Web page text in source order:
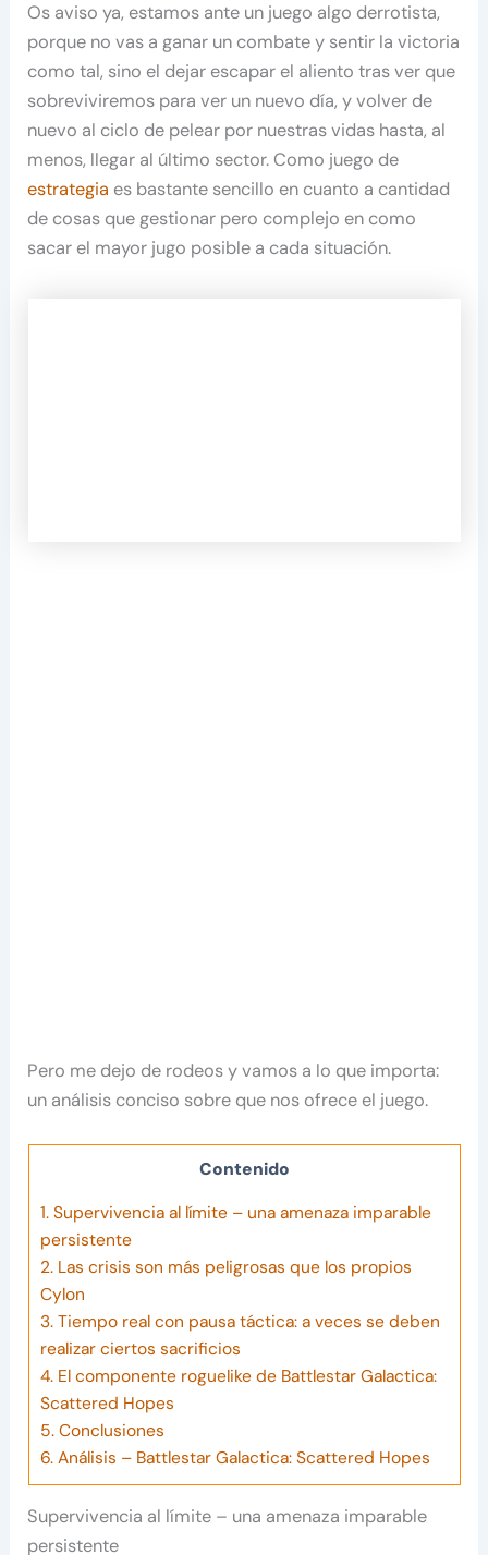
Os aviso ya, estamos ante un juego algo derrotista,
porque no vas a ganar un combate y sentir la victoria
como tal, sino el dejar escapar el aliento tras ver que
sobreviviremos para ver un nuevo día, y volver de
nuevo al ciclo de pelear por nuestras vidas hasta, al
menos, llegar al último sector. Como juego de
estrategia es bastante sencillo en cuanto a cantidad
de cosas que gestionar pero complejo en como
sacar el mayor jugo posible a cada situación.
Pero me dejo de rodeos y vamos a lo que importa:
un análisis conciso sobre que nos ofrece el juego.
Contenido
1.Supervivencia al límite – una amenaza imparable
persistente
2.Las crisis son más peligrosas que los propios
Cylon
3.Tiempo real con pausa táctica: a veces se deben
realizar ciertos sacrificios
4.El componente roguelike de Battlestar Galactica:
Scattered Hopes
5.Conclusiones
6.Análisis – Battlestar Galactica: Scattered Hopes
Supervivencia al límite – una amenaza imparable
persistente